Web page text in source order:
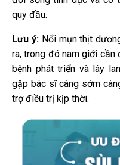
quy đầu.
Lưu ý:Nổi mụn thịt
ra, trong đó nam giới
bệnh phát triển và lây
gặp bác sĩ càng sớm
trợ điều trị kịp thời.